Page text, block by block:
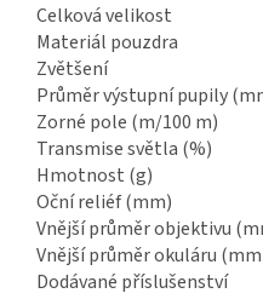
Celková velikost
Materiál pouzdra
Zvětšení
Průměr výstupní pupily
Zorné pole (m/100 m)
Transmise světla (%)
Hmotnost (g)
Oční reliéf (mm)
Vnější průměr objektivu
Vnější průměr okuláru
Dodávané příslušenství